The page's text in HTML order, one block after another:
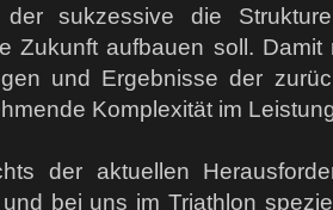
der sukzessive die
Zukunft aufbauen soll.
und Ergebnisse der
Komplexität im
der aktuellen
bei uns im Triathlon